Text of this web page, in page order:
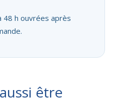
48 h ouvrées après
être